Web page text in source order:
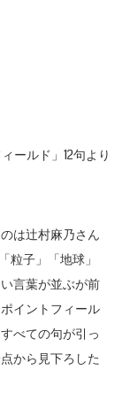
ールド」12句より
は辻村麻乃さん
粒子」「地球」
言葉が並ぶが前
イントフィール
べての句が引っ
から見下ろした